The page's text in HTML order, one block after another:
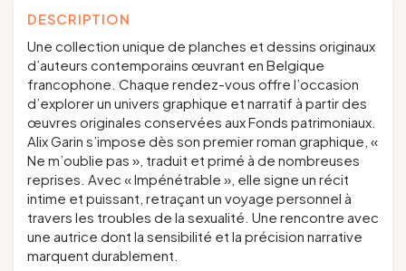
DESCRIPTION
Une collection unique de planches et dessins originaux
d’auteurs contemporains œuvrant en Belgique
francophone. Chaque rendez-vous offre l’occasion
d’explorer un univers graphique et narratif à partir des
œuvres originales conservées aux Fonds patrimoniaux.
Alix Garin s’impose dès son premier roman graphique, «
Ne m’oublie pas », traduit et primé à de nombreuses
reprises. Avec « Impénétrable », elle signe un récit
intime et puissant, retraçant un voyage personnel à
travers les troubles de la sexualité. Une rencontre avec
une autrice dont la sensibilité et la précision narrative
marquent durablement.